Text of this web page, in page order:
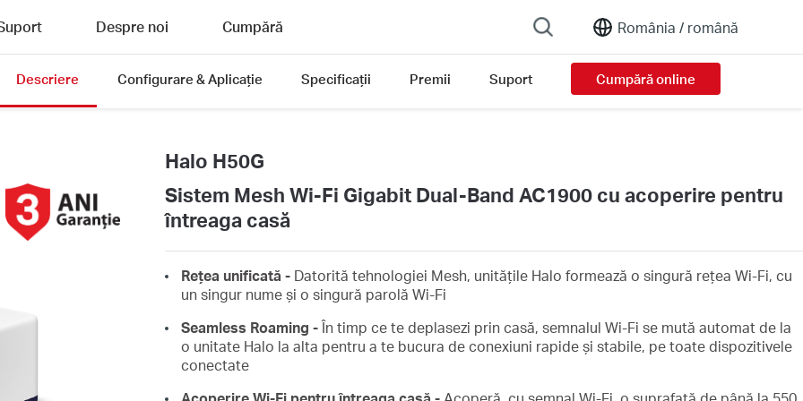
România / română
Despre noi Cumpără
Descriere Configurare & Aplicație Specificații Premii Suport Cumpără online
Halo H50G
Sistem Mesh Wi-Fi Gigabit Dual-Band AC1900 cu acoperire pentru
întreaga casă
Rețea unificată -Datorită tehnologiei Mesh, unitățile Halo formează o singură rețea Wi-Fi, cu
un singur nume și o singură parolă Wi-Fi
Seamless Roaming -În timp ce te deplasezi prin casă, semnalul Wi-Fi se mută automat de la
o unitate Halo la alta pentru a te bucura de conexiuni rapide și stabile, pe toate dispozitivele
conectate